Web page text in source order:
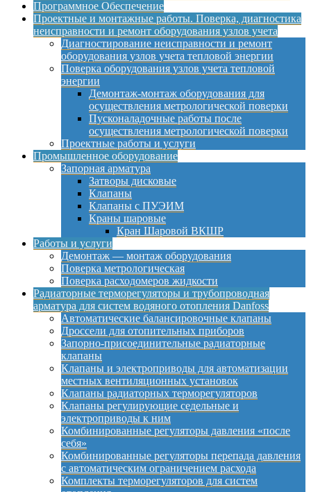
Программное Обеспечение
Проектные и монтажные работы. Поверка, диагностика
неисправности и ремонт оборудования узлов учета
Диагностирование неисправности и ремонт
оборудования узлов учета тепловой энергии
Поверка оборудования узлов учета тепловой
энергии
Демонтаж-монтаж оборудования для
осуществления метрологической поверки
Пусконаладочные работы после
осуществления метрологической поверки
Проектные работы и услуги
Промышленное оборудование
Запорная арматура
Затворы дисковые
Клапаны
Клапаны с ПУЭИМ
Краны шаровые
Кран Шаровой ВКШР
Работы и услуги
Демонтаж — монтаж оборудования
Поверка метрологическая
Поверка расходомеров жидкости
Радиаторные терморегуляторы и трубопроводная
арматура для систем водяного отопления Danfoss
Автоматические балансировочные клапаны
Дроссели для отопительных приборов
Запорно-присоединительные радиаторные
клапаны
Клапаны и электроприводы для автоматизации
местных вентиляционных установок
Клапаны радиаторных терморегуляторов
Клапаны регулирующие седельные и
электроприводы к ним
Комбинированные регуляторы давления «после
себя»
Комбинированные регуляторы перепада давления
с автоматическим ограничением расхода
Комплекты терморегуляторов для систем